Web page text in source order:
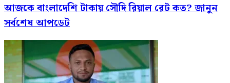
আজকে বাংলাদেশি টাকায় সৌদি রিয়াল রেট কত? জানুন
সর্বশেষ আপডেট